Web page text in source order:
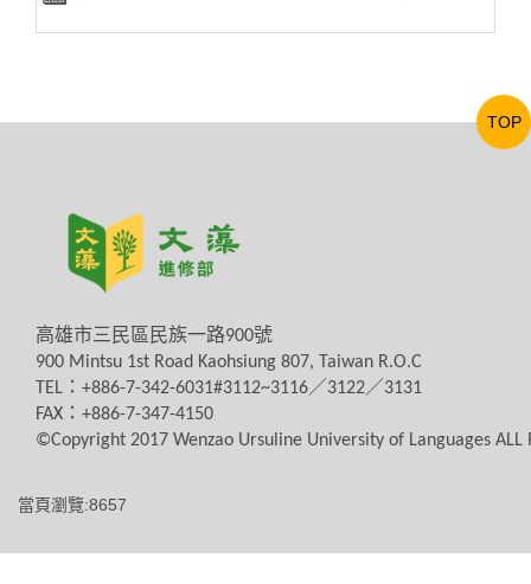
高雄市三民區民族一路900號
900 Mintsu 1st Road Kaohsiung 807, Taiwan R.O.C
TEL ： +886-7-342-6031#3112~3116／ 3122／ 3131
FAX ： +886-7-347-4150
©Copyright 2017 Wenzao Ursuline University of Languages ALL
當頁瀏覽:8657
TOP